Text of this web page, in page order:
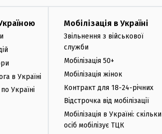
в Україні
Україні
Мобілізація в Україні
Звільнення з військової
служби
Мобілізація 50+
Мобілізація жінок
Контракт для 18-24-річних
Відстрочка від мобілізації
Мобілізація в Україні: скільки
осіб мобілізує ТЦК